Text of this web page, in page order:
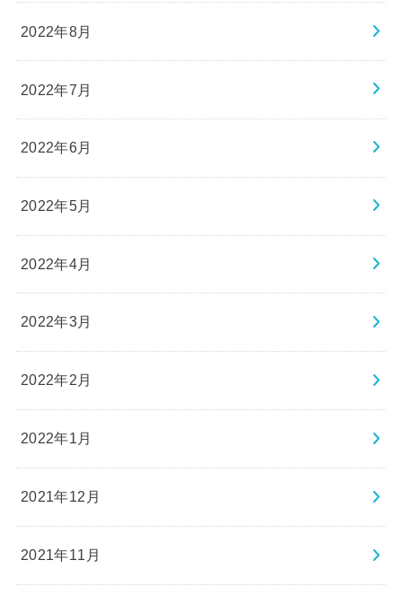
2022年8月
2022年7月
2022年6月
2022年5月
2022年4月
2022年3月
2022年2月
2022年1月
2021年12月
2021年11月